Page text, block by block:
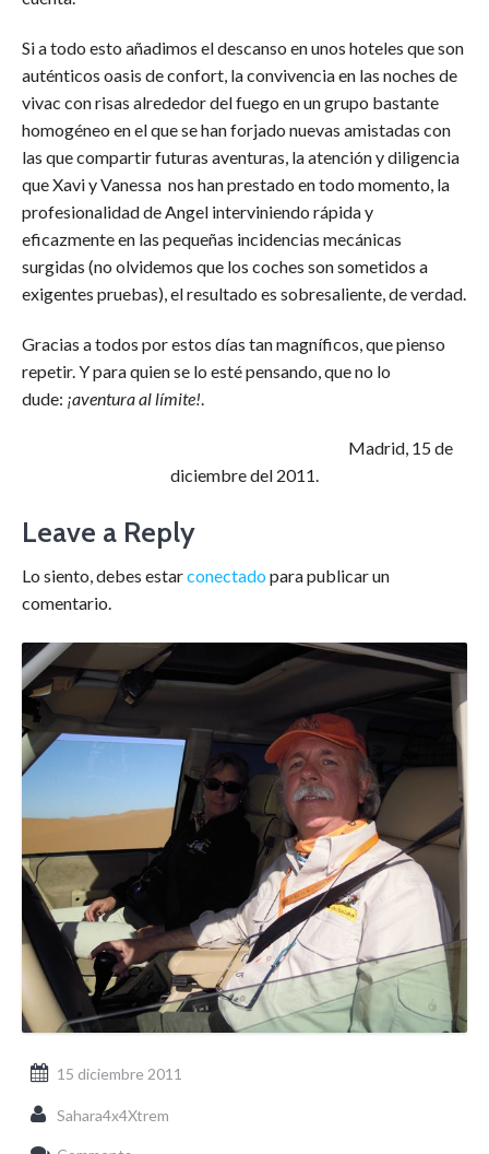
Si a todo esto añadimos el descanso en unos hoteles que son
auténticos oasis de confort, la convivencia en las noches de
vivac con risas alrededor del fuego en un grupo bastante
homogéneo en el que se han forjado nuevas amistadas con
las que compartir futuras aventuras, la atención y diligencia
que Xavi y Vanessa nos han prestado en todo momento, la
profesionalidad de Angel interviniendo rápida y
eficazmente en las pequeñas incidencias mecánicas
surgidas (no olvidemos que los coches son sometidos a
exigentes pruebas), el resultado es sobresaliente, de verdad.
Gracias a todos por estos días tan magníficos, que pienso
repetir. Y para quien se lo esté pensando, que no lo
dude: ¡aventura al límite!
Madrid, 15 de
diciembre del 2011.
Leave a Reply
Lo siento, debes estarconectadopara publicar un
comentario.
15 diciembre 2011
Sahara4x4Xtrem